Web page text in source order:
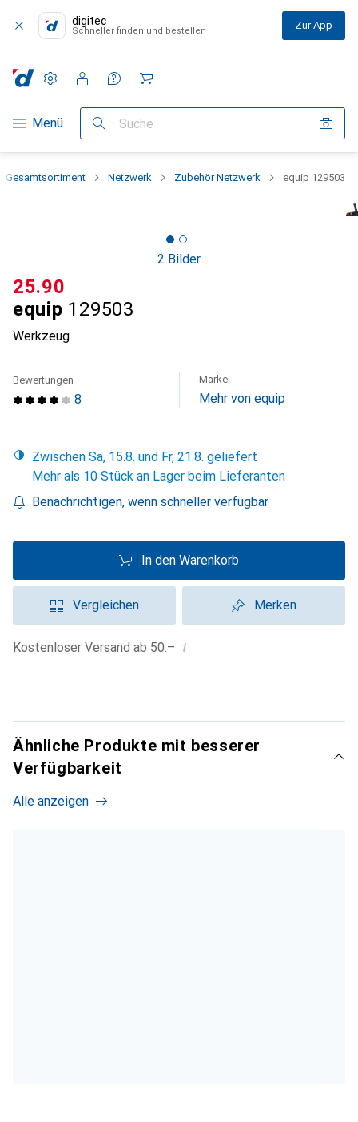
digitec
Schneller finden und bestellen Zur App
Navigation nach Kategorien
Menü Suche
Einstellungen
Kundenkonto
Vergleichslisten
Merklisten
Warenkorb
Gesamtsortiment Netzwerk Zubehör Netzwerk equip 129503
2 Bilder
equip 129503
Werkzeug
CHF
25.90
8
Bewertungen Marke
Mehr von equip
Zwischen Sa, 15.8. und Fr, 21.8. geliefert
Mehr als 10 Stück an Lager beim Lieferanten
Benachrichtigen, wenn schneller verfügbar
In den Warenkorb
Vergleichen Merken
Kostenloser Versand ab 50.– i
Ähnliche Produkte mit besserer
Verfügbarkeit
Alle anzeigen